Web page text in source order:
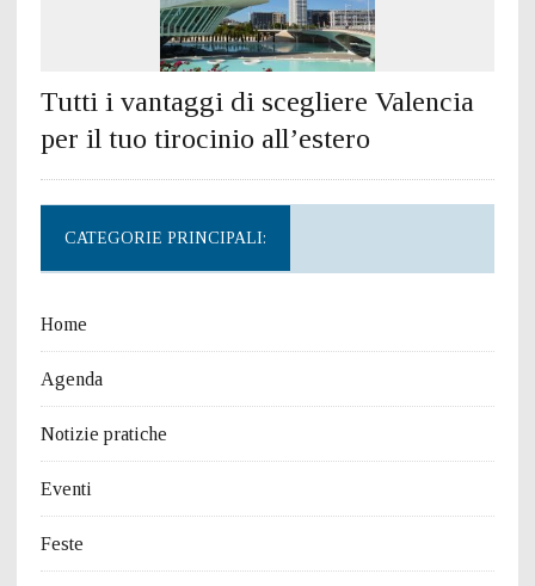
Tutti i vantaggi di scegliere Valencia
per il tuo tirocinio all’estero
CATEGORIE PRINCIPALI:
Home
Agenda
Notizie pratiche
Eventi
Feste